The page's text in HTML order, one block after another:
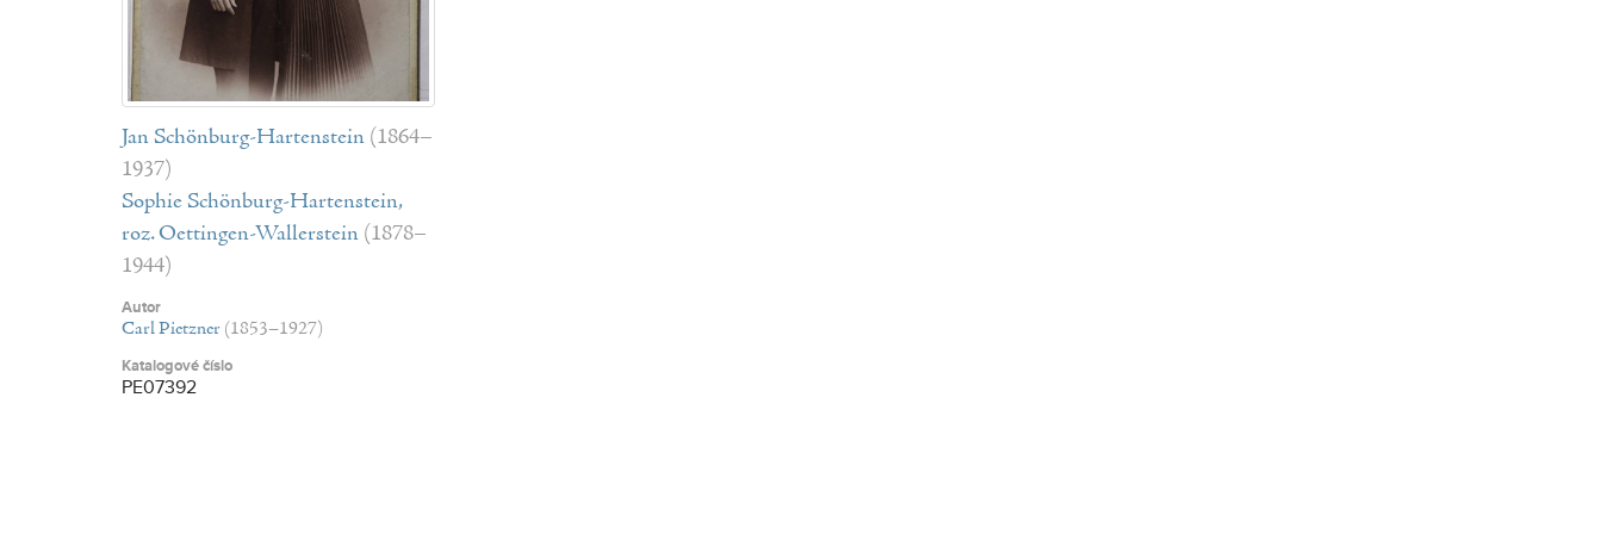
Jan Schönburg-Hartenstein (1864–
1937)
Sophie Schönburg-Hartenstein,
roz. Oettingen-Wallerstein (1878–
1944)
Autor
Carl Pietzner (1853–1927)
Katalogové číslo
PE07392